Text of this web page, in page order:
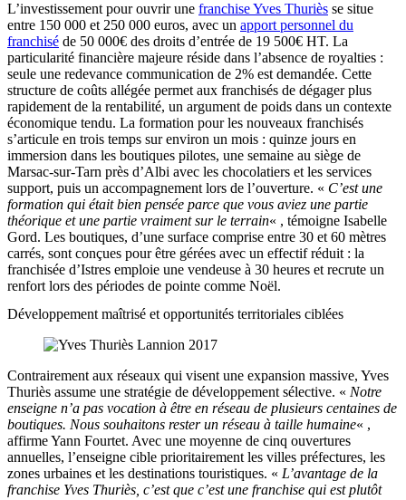
L’investissement pour ouvrir une franchise Yves Thuriès se situe
entre 150 000 et 250 000 euros, avec un apport personnel du
franchisé de 50 000€ des droits d’entrée de 19 500€ HT. La
particularité financière majeure réside dans l’absence de royalties :
seule une redevance communication de 2% est demandée. Cette
structure de coûts allégée permet aux franchisés de dégager plus
rapidement de la rentabilité, un argument de poids dans un contexte
économique tendu. La formation pour les nouveaux franchisés
s’articule en trois temps sur environ un mois : quinze jours en
immersion dans les boutiques pilotes, une semaine au siège de
Marsac-sur-Tarn près d’Albi avec les chocolatiers et les services
support, puis un accompagnement lors de l’ouverture. « C’est une
formation qui était bien pensée parce que vous aviez une partie
théorique et une partie vraiment sur le terrain« , témoigne Isabelle
Gord. Les boutiques, d’une surface comprise entre 30 et 60 mètres
carrés, sont conçues pour être gérées avec un effectif réduit : la
franchisée d’Istres emploie une vendeuse à 30 heures et recrute un
renfort lors des périodes de pointe comme Noël.
Développement maîtrisé et opportunités territoriales ciblées
Contrairement aux réseaux qui visent une expansion massive, Yves
Thuriès assume une stratégie de développement sélective. « Notre
enseigne n’a pas vocation à être en réseau de plusieurs centaines de
boutiques. Nous souhaitons rester un réseau à taille humaine« ,
affirme Yann Fourtet. Avec une moyenne de cinq ouvertures
annuelles, l’enseigne cible prioritairement les villes préfectures, les
zones urbaines et les destinations touristiques. « L’avantage de la
franchise Yves Thuriès, c’est que c’est une franchise qui est plutôt